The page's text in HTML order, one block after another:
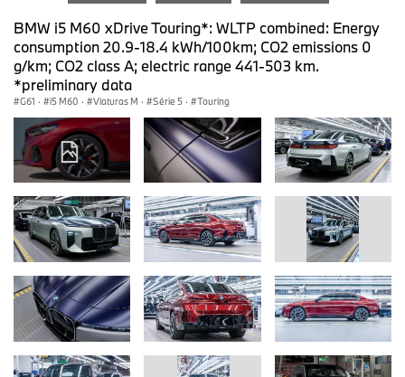
BMW i5 M60 xDrive Touring*: WLTP combined: Energy
consumption 20.9-18.4 kWh/100km; CO2 emissions 0
g/km; CO2 class A; electric range 441-503 km.
*preliminary data
G61 · i5 M60 · Viaturas M · Série 5 · Touring